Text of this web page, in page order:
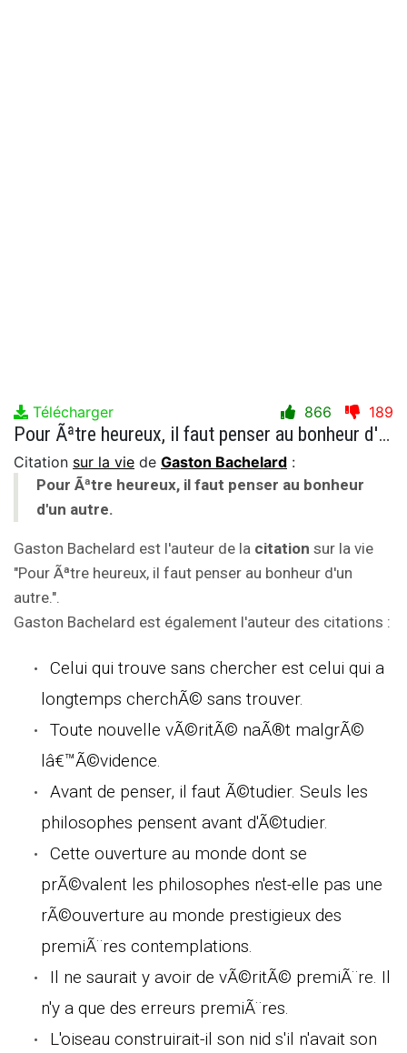
Télécharger 866 189
Pour Ãªtre heureux, il faut penser au bonheur d'un autre.
Citation sur la vie de Gaston Bachelard :
Pour Ãªtre heureux, il faut penser au bonheur
d'un autre.
Gaston Bachelard est l'auteur de la citation sur la vie
"Pour Ãªtre heureux, il faut penser au bonheur d'un
autre.".
Gaston Bachelard est également l'auteur des citations :
Celui qui trouve sans chercher est celui qui a
longtemps cherchÃ© sans trouver.
Toute nouvelle vÃ©ritÃ© naÃ®t malgrÃ©
lâ€™Ã©vidence.
Avant de penser, il faut Ã©tudier. Seuls les
philosophes pensent avant d'Ã©tudier.
Cette ouverture au monde dont se
prÃ©valent les philosophes n'est-elle pas une
rÃ©ouverture au monde prestigieux des
premiÃ¨res contemplations.
Il ne saurait y avoir de vÃ©ritÃ© premiÃ¨re. Il
n'y a que des erreurs premiÃ¨res.
L'oiseau construirait-il son nid s'il n'avait son